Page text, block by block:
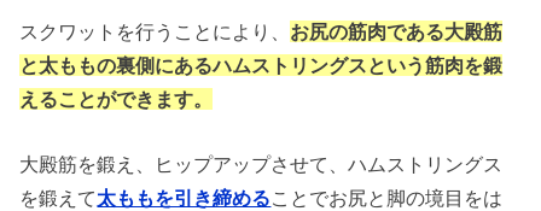
スクワットを行うことにより、 お尻の筋肉である大殿筋
と太ももの裏側にあるハムストリングスという筋肉を鍛
えることができます。
大殿筋を鍛え、ヒップアップさせて、ハムストリングス
を鍛えて太ももを引き締めることでお尻と脚の境目をは